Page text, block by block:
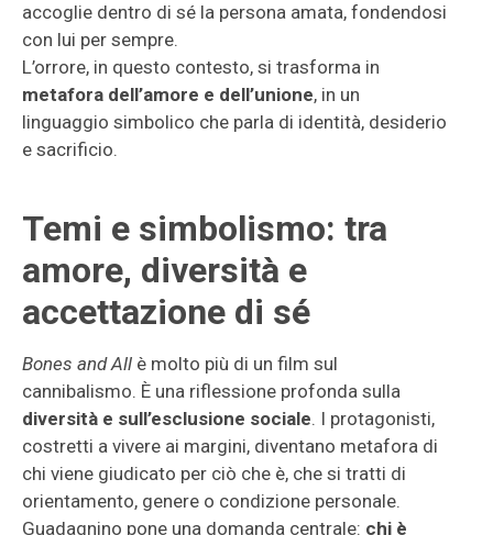
accoglie dentro di sé la persona amata, fondendosi
con lui per sempre.
L’orrore, in questo contesto, si trasforma in
metafora dell’amore e dell’unione, in un
linguaggio simbolico che parla di identità, desiderio
e sacrificio.
Temi e simbolismo: tra
amore, diversità e
accettazione di sé
Bones and All è molto più di un film sul
cannibalismo. È una riflessione profonda sulla
diversità e sull’esclusione sociale. I protagonisti,
costretti a vivere ai margini, diventano metafora di
chi viene giudicato per ciò che è, che si tratti di
orientamento, genere o condizione personale.
Guadagnino pone una domanda centrale: chi è